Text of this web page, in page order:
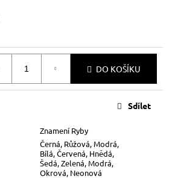
DO KOŠÍKU
Znamení Ryby
Černá, Růžová, Modrá,
Bílá, Červená, Hnědá,
Šedá, Zelená, Modrá,
Okrová, Neonová
Sdílet